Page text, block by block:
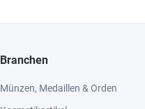
Branchen
Münzen, Medaillen & Orden